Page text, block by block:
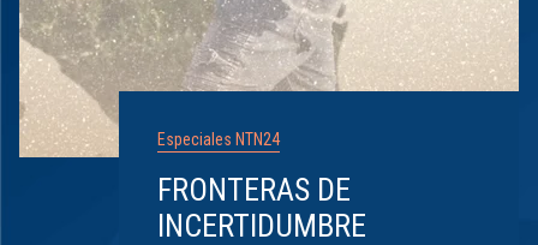
Especiales NTN24
FRONTERAS DE
INCERTIDUMBRE